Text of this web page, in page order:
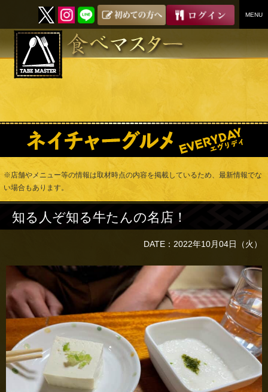
MENU
SKIP
※店舗やメニュー等の情報は取材時点の内容を掲載しているため、最新情報でな
い場合もあります。
知る人ぞ知る牛たんの名店！
DATE：2022年10月04日（火）